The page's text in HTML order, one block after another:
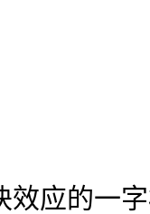
应的一